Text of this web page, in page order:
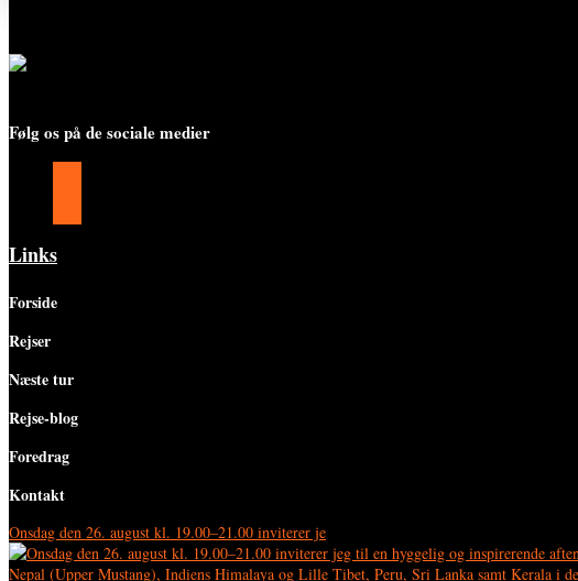
Følg os på de sociale medier
Links
Forside
Rejser
Næste tur
Rejse-blog
Foredrag
Kontakt
Onsdag den 26. august kl. 19.00–21.00 inviterer je